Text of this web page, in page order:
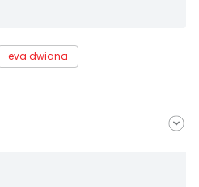
eva dwiana